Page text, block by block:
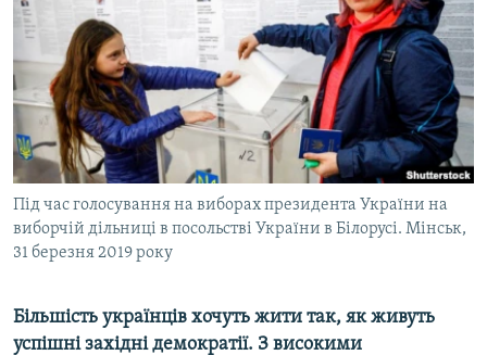
СПЕЦПРОЕКТИ
ДЕПОРТАЦІЯ
ВІДЕОУРОКИ «ELIFBE»
СВІДЧЕННЯ ОКУПАЦІЇ
УКРАЇНСЬКА ПРОБЛЕМА КРИМУ
ІНФОГРАФІКА
ЯК ОБІЙТИ БЛОКУВАННЯ
Русский
Qırımtatar
ДОЛУЧАЙСЯ!
Усі сайти RFE/RL
Під час голосування на виборах президента України на
виборчій дільниці в посольстві України в Білорусі. Мінськ,
31 березня 2019 року
Більшість українців хочуть жити так, як живуть
успішні західні демократії. З високими